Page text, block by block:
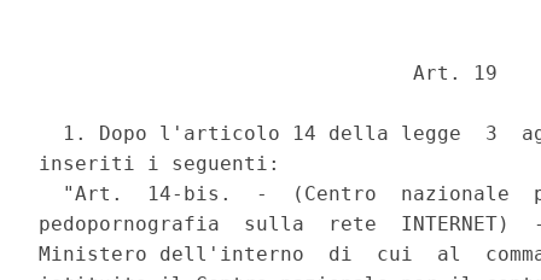
                               Art. 19
1. Dopo l'articolo 14 della legge  3
inseriti i seguenti:
"Art.  14-bis.  -  (Centro  nazionale
pedopornografia  sulla  rete
Ministero dell'interno  di  cui  al